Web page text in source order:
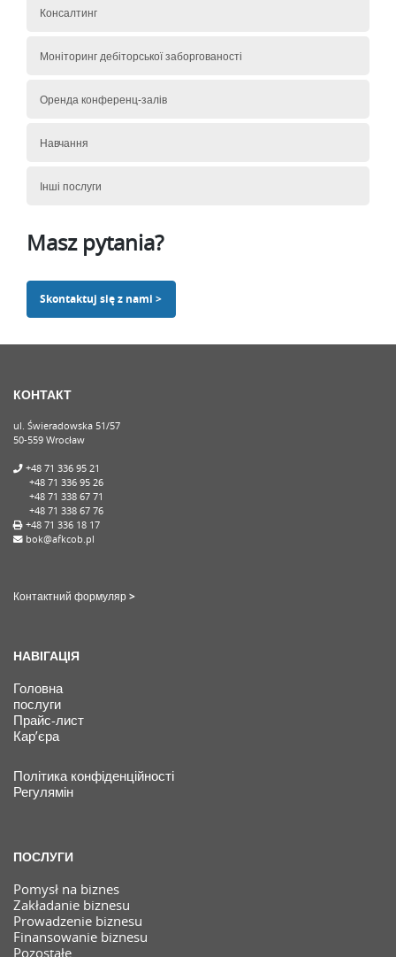
Консалтинг
Моніторинг дебіторської заборгованості
Оренда конференц-залів
Навчання
Інші послуги
Masz pytania?
Skontaktuj się z nami >
КОНТАКТ
ul. Świeradowska 51/57
50-559 Wrocław
+48 71 336 95 21
+48 71 336 95 26
+48 71 338 67 71
+48 71 338 67 76
+48 71 336 18 17
bok@afkcob.pl
Контактний формуляр >
НАВІГАЦІЯ
Головна
послуги
Прайс-лист
Кар’єра
Політика конфіденційності
Регулямін
ПОСЛУГИ
Pomysł na biznes
Zakładanie biznesu
Prowadzenie biznesu
Finansowanie biznesu
Pozostałe